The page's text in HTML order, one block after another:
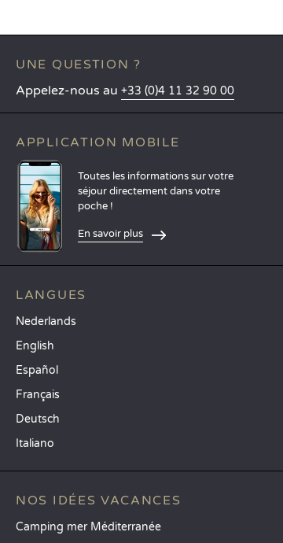
UNE QUESTION ?
Appelez-nous au +33 (0)4 11 32 90 00
APPLICATION MOBILE
Toutes les informations sur votre
séjour directement dans votre
poche !
En savoir plus
LANGUES
Nederlands
English
Español
Français
Deutsch
Italiano
NOS IDÉES VACANCES
Camping mer Méditerranée